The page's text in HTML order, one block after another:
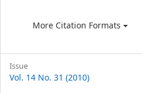
More Citation Formats
Issue
Vol. 14 No. 31 (2010)